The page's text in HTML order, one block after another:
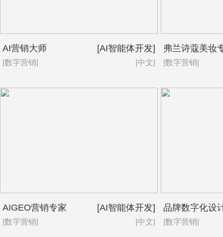
AI营销大师 [AI智能体开发]
|数字营销| |中文|
弗兰诗蔻美妆
|数字营销|
AIGEO营销专家 [AI智能体开发]
|数字营销| |中文|
品牌数字化设
|数字营销|